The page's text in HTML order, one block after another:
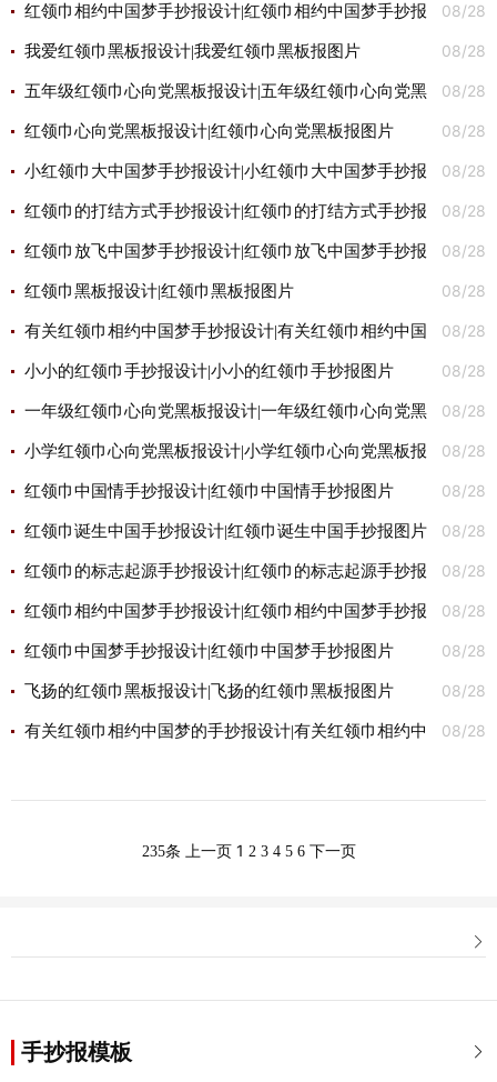
板报图片 08/28
红领巾相约中国梦手抄报设计|红领巾相约中国梦手抄报
图片 08/28
我爱红领巾黑板报设计|我爱红领巾黑板报图片
08/28
五年级红领巾心向党黑板报设计|五年级红领巾心向党黑
板报图片 08/28
红领巾心向党黑板报设计|红领巾心向党黑板报图片
08/28
小红领巾大中国梦手抄报设计|小红领巾大中国梦手抄报
图片 08/28
红领巾的打结方式手抄报设计|红领巾的打结方式手抄报
图片 08/28
红领巾放飞中国梦手抄报设计|红领巾放飞中国梦手抄报
图片 08/28
红领巾黑板报设计|红领巾黑板报图片
08/28
有关红领巾相约中国梦手抄报设计|有关红领巾相约中国
梦手抄报图片 08/28
小小的红领巾手抄报设计|小小的红领巾手抄报图片
08/28
一年级红领巾心向党黑板报设计|一年级红领巾心向党黑
板报图片 08/28
小学红领巾心向党黑板报设计|小学红领巾心向党黑板报
图片 08/28
红领巾中国情手抄报设计|红领巾中国情手抄报图片
08/28
红领巾诞生中国手抄报设计|红领巾诞生中国手抄报图片
08/28
红领巾的标志起源手抄报设计|红领巾的标志起源手抄报
图片 08/28
红领巾相约中国梦手抄报设计|红领巾相约中国梦手抄报
图片 08/28
红领巾中国梦手抄报设计|红领巾中国梦手抄报图片
08/28
飞扬的红领巾黑板报设计|飞扬的红领巾黑板报图片
08/28
有关红领巾相约中国梦的手抄报设计|有关红领巾相约中
235条 上一页 1 2 3 4 5 6 下一页


手抄报模板